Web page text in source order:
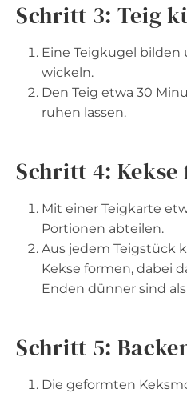
Schritt 3: Teig
Eine Teigkugel bilden
wickeln.
Den Teig etwa 30
ruhen lassen.
Schritt 4: Kekse
Mit einer Teigkarte
Portionen abteilen.
Aus jedem Teigstück
Kekse formen, dabei
Enden dünner sind
Schritt 5:
Die geformten